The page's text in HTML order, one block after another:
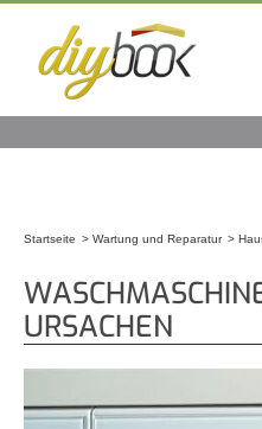
Startseite Wartung und Reparatur
URSACHEN